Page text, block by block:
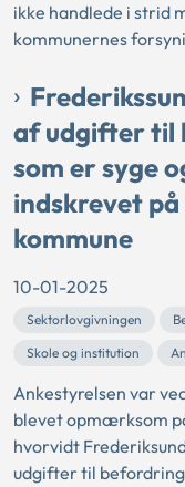
ikke handlede i strid
kommunernes
af udgifter til
som er syge
indskrevet på
kommune
10-01-2025
Sektorlovgivningen
Skole og institution
Ankestyrelsen var
blevet opmærksom
hvorvidt
udgifter til befordring